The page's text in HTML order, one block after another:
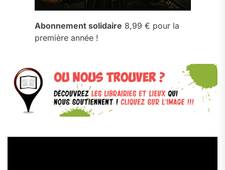
Abonnement solidaire 8,99 € pour la
première année !